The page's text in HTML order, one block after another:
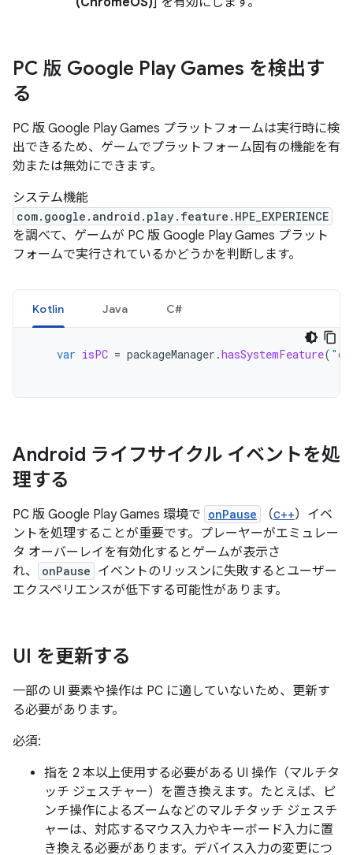
PC 版 Google Play Games を検出す
る
PC 版 Google Play Games プラットフォームは実行時に検
出できるため、ゲームでプラットフォーム固有の機能を有
効または無効にできます。
システム機能
com.google.android.play.feature.HPE_EXPERIENCE
を調べて、ゲームが PC 版 Google Play Games プラット
フォームで実行されているかどうかを判断します。
Kotlin Java C#
var isPC = packageManager .hasSystemFeature(
Android ライフサイクル イベントを処
理する
PC 版 Google Play Games 環境で onPause （c++）イベ
ントを処理することが重要です。プレーヤーがエミュレー
タ オーバーレイを有効化するとゲームが表示さ
れ、
onPause イベントのリッスンに失敗するとユーザー
エクスペリエンスが低下する可能性があります。
UI を更新する
一部の UI 要素や操作は PC に適していないため、更新す
る必要があります。
必須:
指を 2 本以上使用する必要がある UI 操作（マルチタ
ッチ ジェスチャー）を置き換えます。たとえば、ピ
ンチ操作によるズームなどのマルチタッチ ジェスチ
ャーは、対応するマウス入力やキーボード入力に置
き換える必要があります。デバイス入力の変更につ